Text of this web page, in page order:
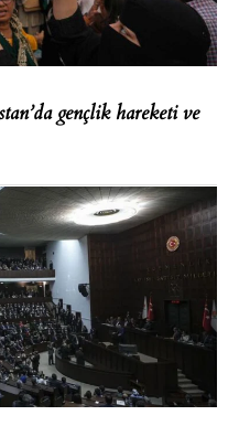
gençlik hareketi ve